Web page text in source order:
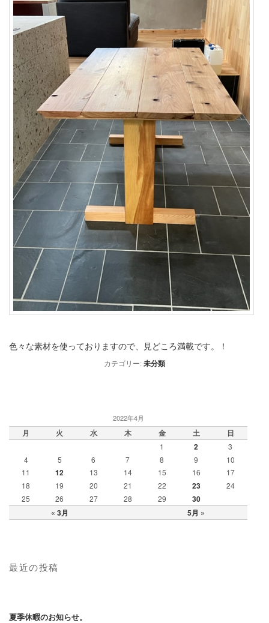
色々な素材を使っておりますので、見どころ満載です。！
カテゴリー: 未分類
2022年4月
月 火 水 木 金 土 日
« 3月 5月 »
1 2
3
4
5 6 7 8 9
10
11
12 13 14 15 16
17
18
19 20 21 22 23
24
25
26 27 28 29 30
最近の投稿
夏季休暇のお知らせ。